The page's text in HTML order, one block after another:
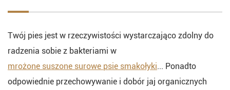
Twój pies jest w rzeczywistości wystarczająco zdolny do
radzenia sobie z bakteriami w
mrożone suszone surowe psie smakołyki... Ponadto
odpowiednie przechowywanie i dobór jaj organicznych